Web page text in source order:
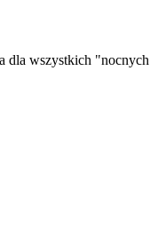
dla wszystkich "nocnych